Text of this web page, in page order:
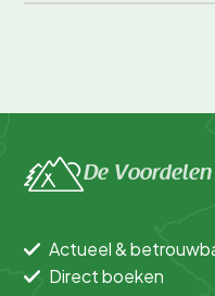
De
Actueel &
Direct boeken